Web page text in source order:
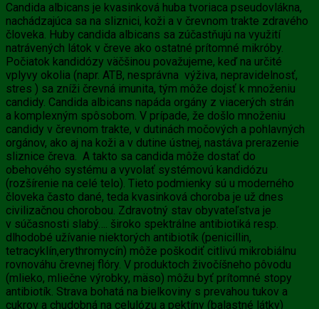
Candida albicans je kvasinková huba tvoriaca pseudovlákna,
nachádzajúca sa na sliznici, koži a v črevnom trakte zdravého
človeka. Huby candida albicans sa zúčastňujú na využití
natrávených látok v čreve ako ostatné prítomné mikróby.
Počiatok kandidózy väčšinou považujeme, keď na určité
vplyvy okolia (napr. ATB, nesprávna výživa, nepravidelnosť,
stres ) sa zníži črevná imunita, tým môže dojsť k množeniu
candidy. Candida albicans napáda orgány z viacerých strán
a komplexným spôsobom. V prípade, že došlo množeniu
candidy v črevnom trakte, v dutinách močových a pohlavných
orgánov, ako aj na koži a v dutine ústnej, nastáva prerazenie
sliznice čreva. A takto sa candida môže dostať do
obehového systému a vyvolať systémovú kandidózu
(rozšírenie na celé telo). Tieto podmienky sú u moderného
človeka často dané, teda kvasinková choroba je už dnes
civilizačnou chorobou. Zdravotný stav obyvateľstva je
v súčasnosti slabý…. široko spektrálne antibiotiká resp.
dlhodobé užívanie niektorých antibiotík (penicillin,
tetracyklín,erythromycín) môže poškodiť citlivú mikrobiálnu
rovnováhu črevnej flóry. V produktoch živočíšneho pôvodu
(mlieko, mliečne výrobky, mäso) môžu byť prítomné stopy
antibiotík. Strava bohatá na bielkoviny s prevahou tukov a
cukrov a chudobná na celulózu a pektíny (balastné látky)